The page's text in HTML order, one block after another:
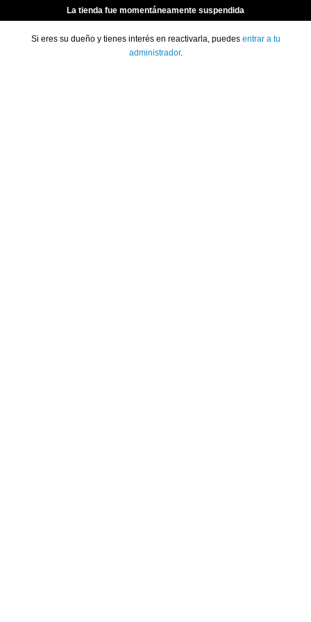
La tienda fue momentáneamente suspendida
Si eres su dueño y tienes interés en reactivarla, puedes entrar a tu
administrador.